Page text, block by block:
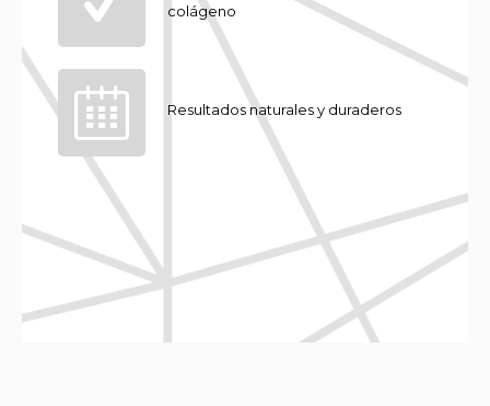
colágeno
Resultados naturales y duraderos